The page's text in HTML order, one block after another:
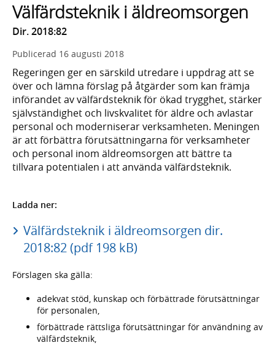
Välfärdsteknik i äldreomsorgen
Dir. 2018:82
Publicerad 16 augusti 2018
Regeringen ger en särskild utredare i uppdrag att se
över och lämna förslag på åtgärder som kan främja
införandet av välfärdsteknik för ökad trygghet, stärker
självständighet och livskvalitet för äldre och avlastar
personal och moderniserar verksamheten. Meningen
är att förbättra förutsättningarna för verksamheter
och personal inom äldreomsorgen att bättre ta
tillvara potentialen i att använda välfärdsteknik.
Ladda ner:
Välfärdsteknik i äldreomsorgen dir.
2018:82 (pdf 198 kB)
Förslagen ska gälla:
adekvat stöd, kunskap och förbättrade förutsättningar
för personalen,
förbättrade rättsliga förutsättningar för användning av
välfärdsteknik,